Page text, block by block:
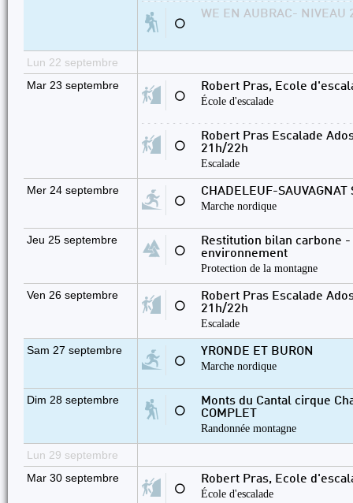
⚪
WE EN AUBRAC-
Lun 22 septembre
Mar 23 septembre
⚪
Robert Pras, Ecole
École d'escalade
⚪
Robert Pras Escalade
21h/22h
Escalade
Mer 24 septembre
⚪
CHADELEUF-SAUVAGNAT
Marche nordique
Jeu 25 septembre
⚪
Restitution bilan carbone
environnement
Protection de la montagne
Ven 26 septembre
⚪
Robert Pras Escalade
21h/22h
Escalade
Sam 27 septembre
⚪
YRONDE ET BURON
Marche nordique
Dim 28 septembre
⚪
Monts du Cantal cirque
COMPLET
Randonnée montagne
Lun 29 septembre
Mar 30 septembre
⚪
Robert Pras, Ecole
École d'escalade